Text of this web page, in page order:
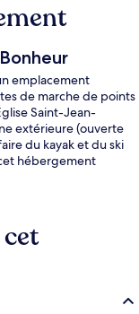
emplacement
de marche de points
Saint-Jean-
extérieure (ouverte
du kayak et du ski
hébergement